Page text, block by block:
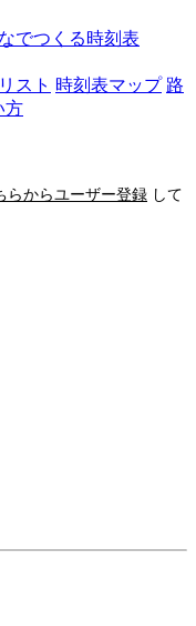
でつくる時刻表
スト 時刻表マップ 路
方
らからユーザー登録 して